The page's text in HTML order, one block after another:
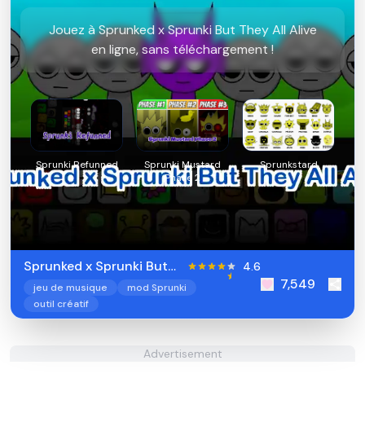
Jouez à Sprunked x Sprunki But They All Alive
en ligne, sans téléchargement !
Sprunki Refunned
Sprunki Mustard
Phase 2
Sprunkstard
Sprunked x Sprunki But
They All Alive
4.6
jeu de musique
mod Sprunki
outil créatif
7,549
Advertisement